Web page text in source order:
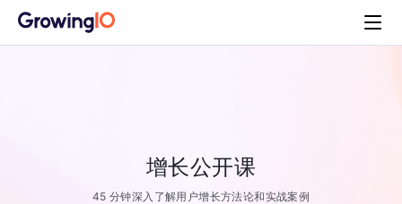
增长公开课
45 分钟深入了解用户增长方法论和实战案例